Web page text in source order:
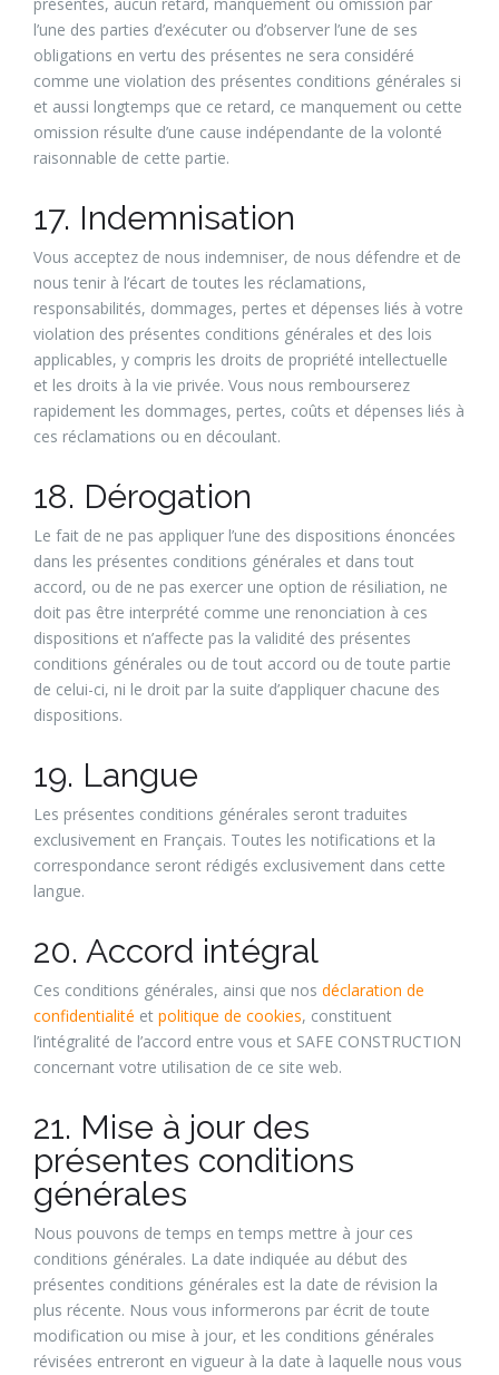
l’une des parties d’exécuter ou d’observer l’une de ses
obligations en vertu des présentes ne sera considéré
comme une violation des présentes conditions générales si
et aussi longtemps que ce retard, ce manquement ou cette
omission résulte d’une cause indépendante de la volonté
raisonnable de cette partie.
17. Indemnisation
Vous acceptez de nous indemniser, de nous défendre et de
nous tenir à l’écart de toutes les réclamations,
responsabilités, dommages, pertes et dépenses liés à votre
violation des présentes conditions générales et des lois
applicables, y compris les droits de propriété intellectuelle
et les droits à la vie privée. Vous nous rembourserez
rapidement les dommages, pertes, coûts et dépenses liés à
ces réclamations ou en découlant.
18. Dérogation
Le fait de ne pas appliquer l’une des dispositions énoncées
dans les présentes conditions générales et dans tout
accord, ou de ne pas exercer une option de résiliation, ne
doit pas être interprété comme une renonciation à ces
dispositions et n’affecte pas la validité des présentes
conditions générales ou de tout accord ou de toute partie
de celui-ci, ni le droit par la suite d’appliquer chacune des
dispositions.
19. Langue
Les présentes conditions générales seront traduites
exclusivement en Français. Toutes les notifications et la
correspondance seront rédigés exclusivement dans cette
langue.
20. Accord intégral
Ces conditions générales, ainsi que nos déclaration de
confidentialité et politique de cookies, constituent
l’intégralité de l’accord entre vous et SAFE CONSTRUCTION
concernant votre utilisation de ce site web.
21. Mise à jour des
présentes conditions
générales
Nous pouvons de temps en temps mettre à jour ces
conditions générales. La date indiquée au début des
présentes conditions générales est la date de révision la
plus récente. Nous vous informerons par écrit de toute
modification ou mise à jour, et les conditions générales
révisées entreront en vigueur à la date à laquelle nous vous